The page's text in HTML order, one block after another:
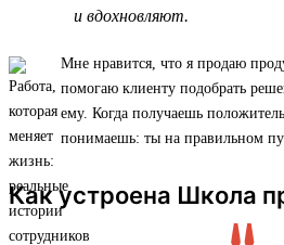
и вдохновляют.
Мне нравится, что я продаю
помогаю клиенту подобрать
ему. Когда получаешь
понимаешь: ты на правильном
Как устроена Школа